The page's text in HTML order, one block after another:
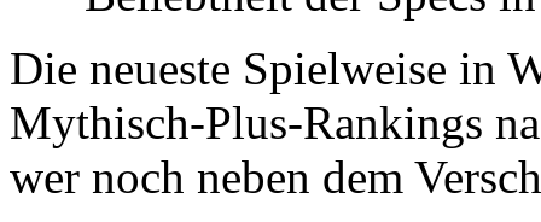
Die neueste Spielweise in
Mythisch-Plus-Rankings
wer noch neben dem